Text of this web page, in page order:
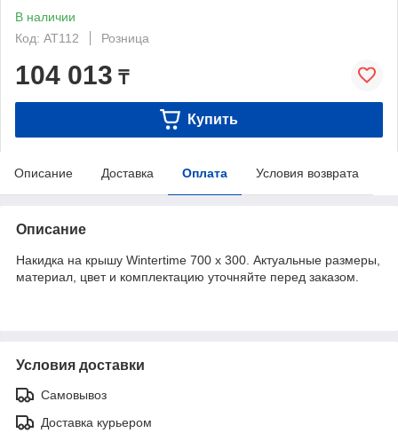
В наличии
Код: AT112
Розница
104 013 ₸
Купить
Описание Доставка Оплата Условия возврата
Описание
Накидка на крышу Wintertime 700 x 300. Актуальные размеры,
материал, цвет и комплектацию уточняйте перед заказом.
Условия доставки
Самовывоз
Доставка курьером